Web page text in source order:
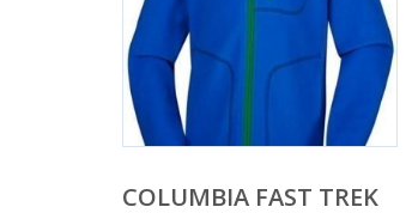
COLUMBIA FAST TREK